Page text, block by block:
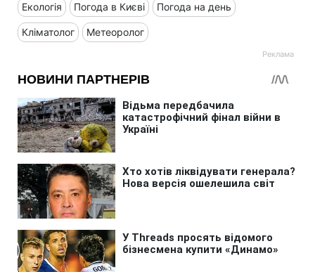
Екологія Погода в Києві Погода на день
Кліматолог Метеоролог